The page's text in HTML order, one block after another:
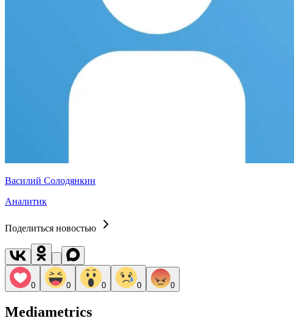
Василий Солодянкин
Аналитик
Поделиться новостью
0 0 0 0 0
Mediametrics